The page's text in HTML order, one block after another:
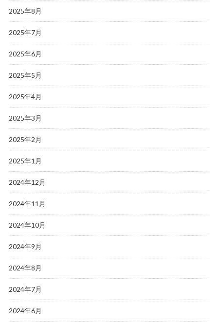
2025年8月
2025年7月
2025年6月
2025年5月
2025年4月
2025年3月
2025年2月
2025年1月
2024年12月
2024年11月
2024年10月
2024年9月
2024年8月
2024年7月
2024年6月